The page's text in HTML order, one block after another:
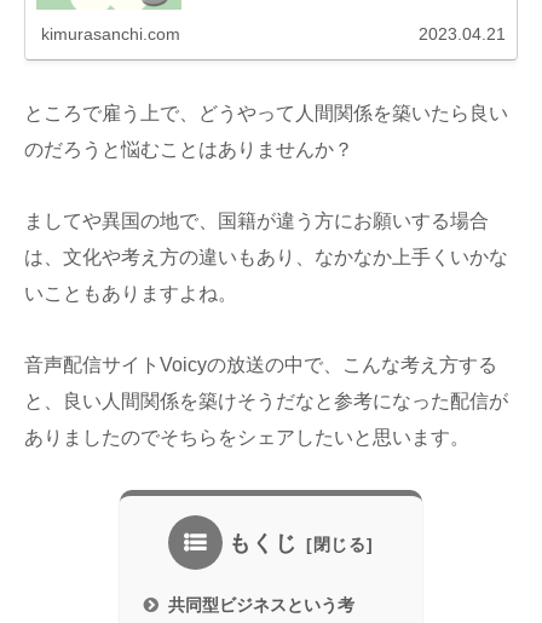
kimurasanchi.com 2023.04.21
ところで雇う上で、どうやって人間関係を築いたら良い
のだろうと悩むことはありませんか？
ましてや異国の地で、国籍が違う方にお願いする場合
は、文化や考え方の違いもあり、なかなか上手くいかな
いこともありますよね。
音声配信サイトVoicyの放送の中で、こんな考え方する
と、良い人間関係を築けそうだなと参考になった配信が
ありましたのでそちらをシェアしたいと思います。
もくじ
共同型ビジネスという考